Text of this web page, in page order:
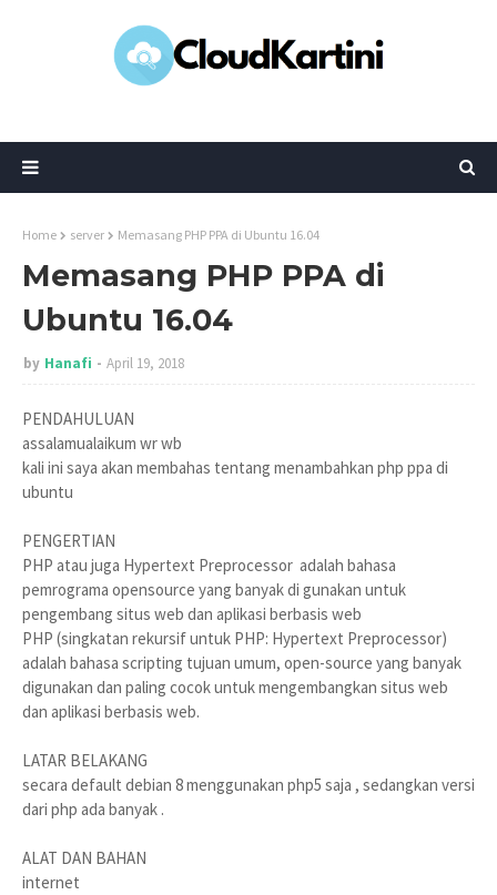
Home server Memasang PHP PPA di Ubuntu 16.04
Memasang PHP PPA di
Ubuntu 16.04
by Hanafi April 19, 2018
PENDAHULUAN
assalamualaikum wr wb
kali ini saya akan membahas tentang menambahkan php ppa di
ubuntu
PENGERTIAN
PHP atau juga Hypertext Preprocessor adalah bahasa
pemrograma opensource yang banyak di gunakan untuk
pengembang situs web dan aplikasi berbasis web
PHP (singkatan rekursif untuk PHP: Hypertext Preprocessor)
adalah bahasa scripting tujuan umum, open-source yang banyak
digunakan dan paling cocok untuk mengembangkan situs web
dan aplikasi berbasis web.
LATAR BELAKANG
secara default debian 8 menggunakan php5 saja , sedangkan versi
dari php ada banyak .
ALAT DAN BAHAN
internet